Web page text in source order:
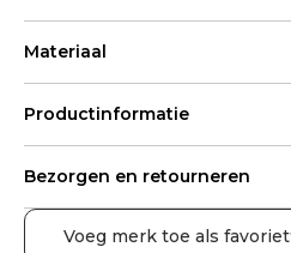
Materiaal
Productinformatie
Bezorgen en retourneren
Voeg merk toe als favoriet